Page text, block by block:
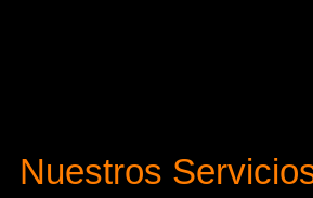
Nuestros